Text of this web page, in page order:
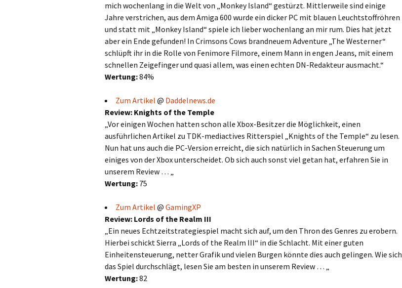
mich wochenlang in die Welt von „Monkey Island“ gestürzt. Mittlerweile sind einige
Jahre verstrichen, aus dem Amiga 600 wurde ein dicker PC mit blauen Leuchtstoffröhren
und statt mit „Monkey Island“ spiele ich lieber wochenlang an mir rum. Dies hat jetzt
aber ein Ende gefunden! In Crimsons Cows brandneuem Adventure „The Westerner“
schlüpft ihr in die Rolle von Fenimore Filmore, einem Mann in engen Jeans, mit einem
schnellen Zeigefinger und quasi allem, was einen echten DN-Redakteur ausmacht.“
Wertung:84%
Zum Artikel @ Daddelnews.de
Review: Knights of the Temple
„Vor einigen Wochen hatten schon alle Xbox-Besitzer die Möglichkeit, einen
ausführlichen Artikel zu TDK-mediactives Ritterspiel „Knights of the Temple“ zu lesen.
Nun hat uns auch die PC-Version erreicht, die sich natürlich in Sachen Steuerung um
einiges von der Xbox unterscheidet. Ob sich auch sonst viel getan hat, erfahren Sie in
unserem Review … „
Wertung: 75
Zum Artikel @ GamingXP
Review: Lords of the Realm III
„Ein neues Echtzeitstrategiespiel macht sich auf, um den Thron des Genres zu erobern.
Hierbei schickt Sierra „Lords of the Realm III“ in die Schlacht. Mit einer guten
Einheitensteuerung, netter Grafik und vielen Burgen könnte dies auch gelingen. Wie sich
das Spiel durchschlägt, lesen Sie am besten in unserem Review … „
Wertung:82